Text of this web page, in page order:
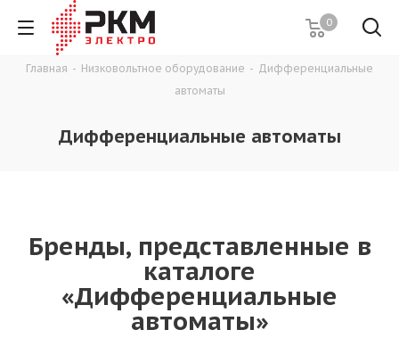
0
Главная - Низковольтное оборудование - Дифференциальные
автоматы
Дифференциальные автоматы
Бренды, представленные в
каталоге
«Дифференциальные
автоматы»